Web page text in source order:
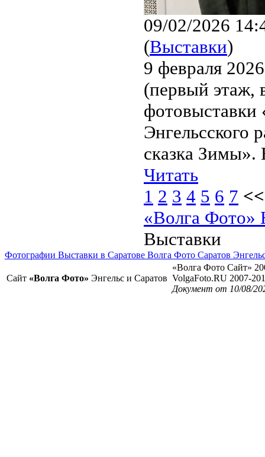
09/02/2026
(Выставки)
9 февраля
(первый этаж,
Энгельсского
сказка Зимы».
Читать
1 2 3 4 5 6 7
«Волга Фото»
Выставки
Фотографии Выставки в Саратове Волга Фото Саратов
Сайт «Волга Фото» Энгельс и Саратов
«Волга Фото Сайт»
VolgaFoto.RU 2007-
Документ от 10/08/